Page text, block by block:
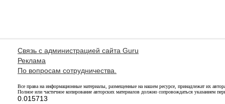
Связь с администрацией сайта Guru
Реклама
По вопросам сотрудничества.
Все права на информационные материалы, размещенные на нашем ресурсе, принадлежат их
Полное или частичное копирование авторских материалов должно сопровождаться указанием
0.015713